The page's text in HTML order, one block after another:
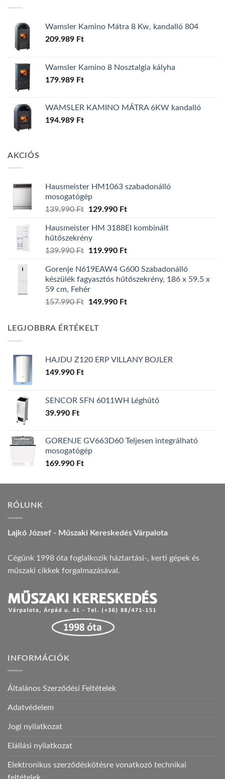
Wamsler Kamino Mátra 8 Kw, kandalló 804
209.989 Ft
Wamsler Kamino 8 Nosztalgia kályha
179.989 Ft
WAMSLER KAMINO MÁTRA 6KW kandalló
194.989 Ft
AKCIÓS
Hausmeister HM1063 szabadonálló
mosogatógép
139.990Ft
Original
was:
139.990 Ft.
129.990 FtCurrent
is:
Hausmeister HM 3188EI kombinált
hűtőszekrény
139.990Ft
Original
was:
139.990 Ft.
119.990 FtCurrent
is:
119.990 Ft.
Gorenje N619EAW4 G600 Szabadonálló
készülék fagyasztós hűtőszekrény, 186 x 59.5 x
59 cm, Fehér
157.990Ft
Original
157.990 Ft.
149.990 FtCurrent
LEGJOBBRA ÉRTÉKELT
HAJDU Z120 ERP VILLANY BOJLER
149.990 Ft
SENCOR SFN 6011WH Léghűtő
39.990 Ft
GORENJE GV663D60 Teljesen integrálható
mosogatógép
169.990 Ft
RÓLUNK
Lajkó József - Műszaki Kereskedés Várpalota
Cégünk 1998 óta foglalkozik háztartási-, kerti gépek és
műszaki cikkek forgalmazásával.
INFORMÁCIÓK
Általános Szerződési Feltételek
Adatvédelem
Jogi nyilatkozat
Elállási nyilatkozat
Elektronikus szerződéskötésre vonatkozó technikai